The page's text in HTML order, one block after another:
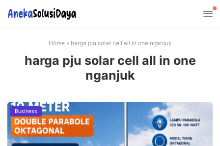
Home» harga pju solar cell all in one nganjuk
harga pju solar cell all in one
nganjuk
Business